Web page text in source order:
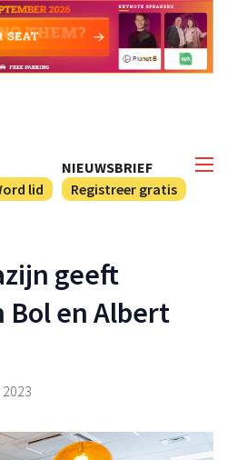
NIEUWSBRIEF
Registreer gratis
lid
geeft
Bol en Albert